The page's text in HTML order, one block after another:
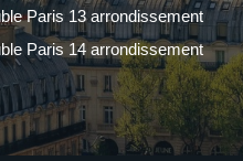
Paris 13 arrondissement
Paris 14 arrondissement